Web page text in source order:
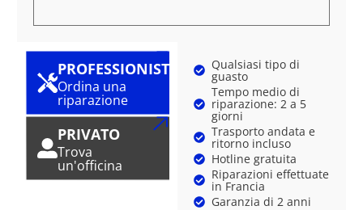
PROFESSIONISTA
Ordina una
riparazione
PRIVATO
Trova
un'officina
Qualsiasi tipo di
guasto
Tempo medio di
riparazione: 2 a 5
giorni
Trasporto andata e
ritorno incluso
Hotline gratuita
Riparazioni effettuate
in Francia
Garanzia di 2 anni